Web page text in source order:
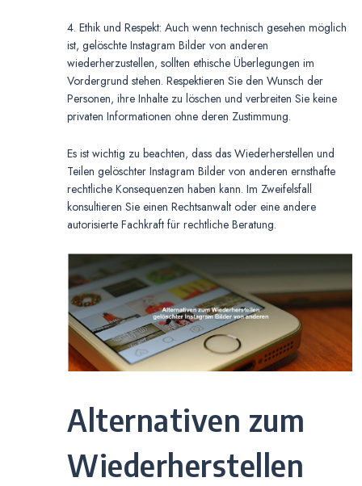
4. Ethik und Respekt: Auch wenn technisch gesehen möglich
ist, gelöschte Instagram Bilder von anderen
wiederherzustellen, sollten ethische Überlegungen im
Vordergrund stehen. Respektieren Sie den Wunsch der
Personen, ihre Inhalte zu löschen und verbreiten Sie keine
privaten Informationen ohne deren Zustimmung.
Es ist wichtig zu beachten, dass das Wiederherstellen und
Teilen gelöschter Instagram Bilder von anderen ernsthafte
rechtliche Konsequenzen haben kann. Im Zweifelsfall
konsultieren Sie einen Rechtsanwalt oder eine andere
autorisierte Fachkraft für rechtliche Beratung.
Alternativen zum
Wiederherstellen